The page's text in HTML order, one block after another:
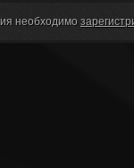
необходимо